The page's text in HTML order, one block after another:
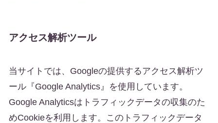
アクセス解析ツール
当サイトでは、Googleの提供するアクセス解析ツ
ール『Google Analytics』を使用しています。
Google Analyticsはトラフィックデータの収集のた
めCookieを利用します。このトラフィックデータ